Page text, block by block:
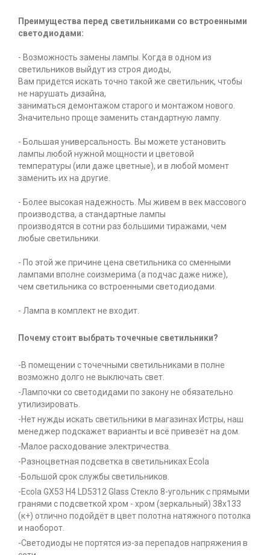
Преимущества перед светильниками со встроенными
светодиодами:
- Возможность замены лампы. Когда в одном из
светильников выйдут из строя диоды,
Вам придется искать точно такой же светильник, чтобы
не нарушать дизайна,
заниматься демонтажом старого и монтажом нового.
Значительно проще заменить стандартную лампу.
- Большая универсальность. Вы можете установить
лампы любой нужной мощности и цветовой
температуры (или даже цветные), и в любой момент
заменить их на другие.
- Более высокая надежность. Мы живем в век массового
производства, а стандартные лампы
производятся в сотни раз большими тиражами, чем
любые светильники.
- По этой же причине цена светильника со сменными
лампами вполне соизмерима (а подчас даже ниже),
чем светильника со встроенными светодиодами.
- Лампа в комплект не входит.
Почему стоит выбрать точечные светильники?
-В помещении с точечными светильниками в полне
возможно долго не выключать свет.
-Лампочки со светодидами по закону не обязательно
утилизировать.
-Нет нужды искать светильники в магазинах Истры, наш
менеджер подскажет варианты и всё привезёт на дом.
-Малое расходование электричества.
-Разноцветная подсветка в светильниках Ecola
-Большой срок службы светильников.
-Ecola GX53 H4 LD5312 Glass Стекло 8-угольник с прямыми
гранями с подсветкой хром - хром (зеркальный) 38x133
(к+) отлично подойдёт в цвет полотна натяжного потолка
и наоборот.
-Светодиоды не портятся из-за перепадов напряжения в